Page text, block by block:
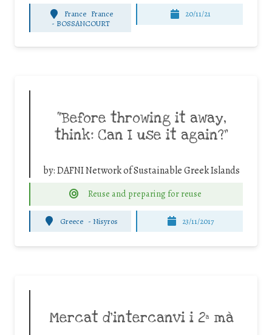
France France
- BOSSANCOURT
20/11/21
“Before throwing it away,
think: Can I use it again?”
by:DAFNI Network of Sustainable Greek Islands
Reuse and preparing for reuse
Greece - Nisyros 23/11/2017
Mercat d’intercanvi i 2ª mà